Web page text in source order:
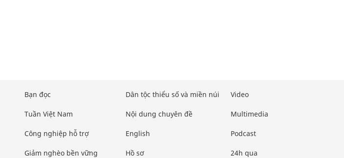
Bạn đọc
Tuần Việt Nam
Công nghiệp hỗ trợ
Giảm nghèo bền vững
Dân tộc thiểu số và miền núi
Nội dung chuyên đề
English
Hồ sơ
Video
Multimedia
Podcast
24h qua